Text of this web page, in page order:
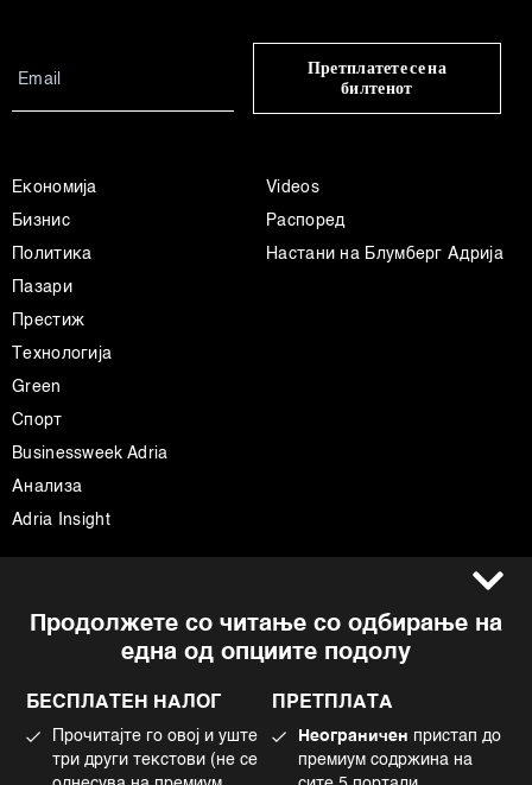
Продолжете со читање со одбирање на
една од опциите подолу
БЕСПЛАТЕН НАЛОГ
Прочитајте го овој и уште
три други текстови (не се
ПРЕТПЛАТА
Неограничен пристап до
премиум содржина на
Претплатете се на
билтенот
Економија
Бизнис
Политика
Пазари
Престиж
Технологија
Green
Спорт
Businessweek Adria
Анализа
Adria Insight
Videos
Распоред
Настани на Блумберг Адрија
Импресум
Политика на приватност
Политика за колачиња
Употреба на вештачка интелигенција
Facebook
Instagram
Twitter
Tiktok